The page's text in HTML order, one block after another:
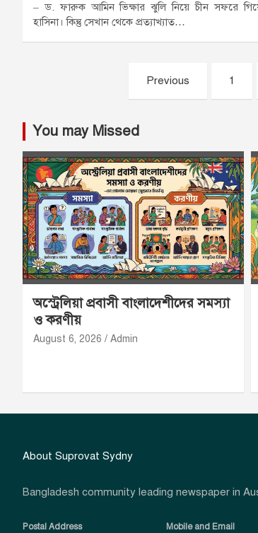
– ড. ফারুক আমিন ভিক্ষার ঝুলি নিয়ে চীন সফরে
হাসিনা। কিন্তু সেখান থেকে প্রত্যাখ্যাত…
Previous 1
You may Missed
অস্ট্রেলিয়া প্রবাসী বাংলাদেশীদের সমস্যা
ও করণীয়
August 6, 2026 Admin
About Suprovat Sydny
Bangladesh community leading newspaper in
Postal Address Mobile and Email